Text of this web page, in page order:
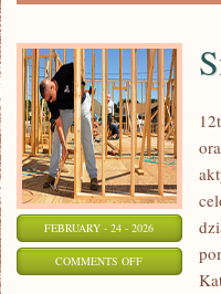
FEBRUARY - 24 - 2026
COMMENTS OFFON